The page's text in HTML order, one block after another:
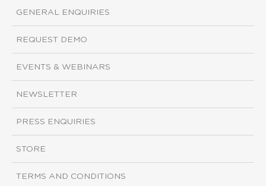
GENERAL ENQUIRIES
REQUEST DEMO
EVENTS & WEBINARS
NEWSLETTER
PRESS ENQUIRIES
STORE
TERMS AND CONDITIONS